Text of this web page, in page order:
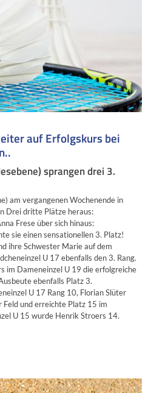
auf Erfolgskurs bei
sprangen drei 3.
am vergangenen Wochenende in
Drei dritte Plätze heraus:
Frese über sich hinaus:
sie einen sensationellen 3. Platz!
ihre Schwester Marie auf dem
U 17 ebenfalls den 3. Rang.
im Dameneinzel U 19 die erfolgreiche
ebenfalls Platz 3.
U 17 Rang 10, Florian Slüter
und erreichte Platz 15 im
U 15 wurde Henrik Stroers 14.